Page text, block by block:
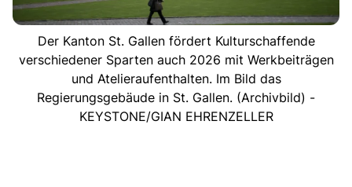
Der Kanton St. Gallen fördert Kulturschaffende
verschiedener Sparten auch 2026 mit Werkbeiträgen
und Atelieraufenthalten. Im Bild das
Regierungsgebäude in St. Gallen. (Archivbild) -
KEYSTONE/GIAN EHRENZELLER